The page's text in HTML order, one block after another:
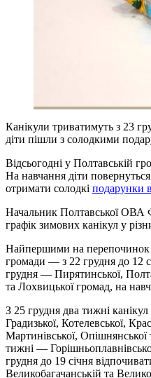
Канікули триватимуть з 23
діти пішли з солодкими
Відсьогодні у Полтавській
На навчання діти
отримати солодкі подарунки
Начальник Полтавської ОВА
графік зимових канікул у
Найпершими на перепочинок
громади — з 22 грудня до 12
грудня — Пирятинської,
та Лохвицької громад, на
З 25 грудня два тижні канікул
Градизької, Котелевської,
Мартинівської,
тижні —
грудня до 19 січня
Великобагачанській та